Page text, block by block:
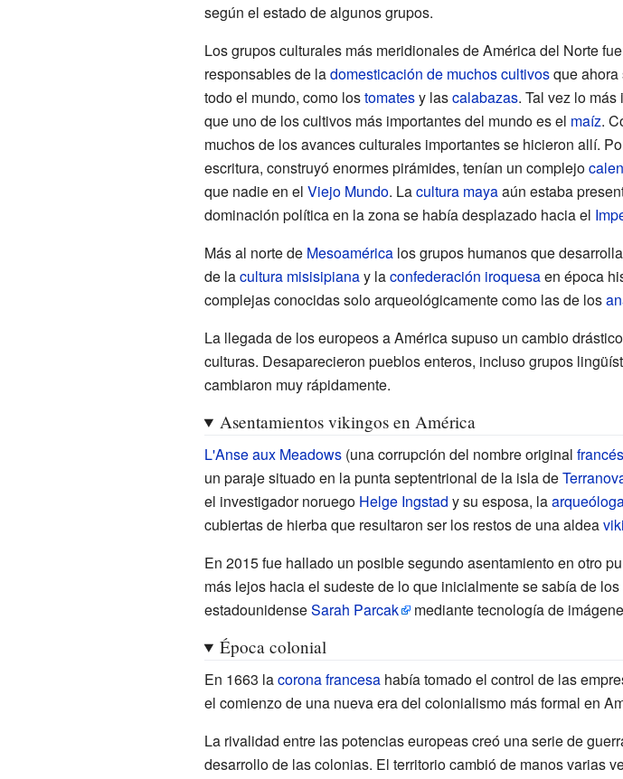
según el estado de algunos grupos.
Los grupos culturales más meridionales de América del Norte
responsables de ladomesticación de muchos cultivosque ahora
todo el mundo, como lostomatesy lascalabazas. Tal vez lo más
que uno de los cultivos más importantes del mundo es el maíz.
muchos de los avances culturales importantes se hicieron allí.
escritura, construyó enormes pirámides, tenían un complejo
que nadie en el Viejo Mundo. Lacultura mayaaún estaba
dominación política en la zona se había desplazado hacia el
Más al norte de Mesoaméricalos grupos humanos que
de lacultura misisipianay laconfederación iroquesaen época
complejas conocidas solo arqueológicamente como las de los
La llegada de los europeos a América supuso un cambio
culturas. Desaparecieron pueblos enteros, incluso grupos
cambiaron muy rápidamente.
Asentamientos vikingos en América
L'Anse aux Meadows(una corrupción del nombre original francés
un paraje situado en la punta septentrional de la isla de
el investigador noruego Helge Ingstad y su esposa, la
cubiertas de hierba que resultaron ser los restos de una aldea
En 2015 fue hallado un posible segundo asentamiento en otro
más lejos hacia el sudeste de lo que inicialmente se sabía de
estadounidenseSarah Parcak mediante tecnología de
Época colonial
En 1663 lacorona francesahabía tomado el control de las
el comienzo de una nueva era del colonialismo más formal en
La rivalidad entre las potencias europeas creó una serie de
desarrollo de las colonias. El territorio cambió de manos varias